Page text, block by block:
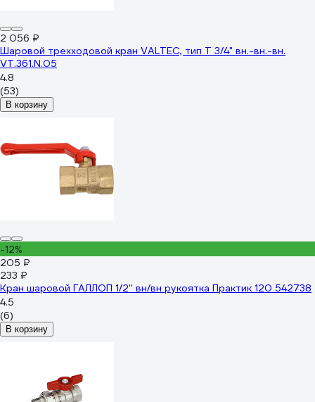
2 056 ₽
Шаровой трехходовой кран VALTEC, тип Т 3/4" вн.-вн.-вн.
VT.361.N.05
4.8
(53)
В корзину
-12%
205 ₽
233 ₽
Кран шаровой ГАЛЛОП 1/2'' вн/вн рукоятка Практик 120 542738
4.5
(6)
В корзину